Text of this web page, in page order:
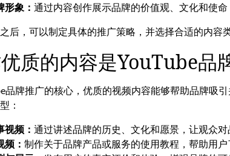
形象： 通过内容创作展示品牌的价值观、文化和使命
后，可以制定具体的推广策略，并选择合适的内容
质的内容是YouTube品
品牌推广的核心，优质的视频内容能够帮助品牌吸
：
视频： 通过讲述品牌的历史、文化和愿景，让观众对
频： 制作关于品牌产品或服务的使用教程，帮助用户